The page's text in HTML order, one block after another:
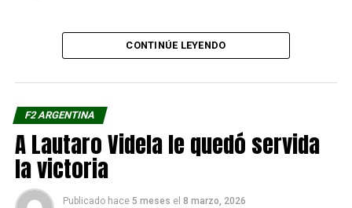
CONTINÚE LEYENDO
F2 ARGENTINA
A Lautaro Videla le quedó servida
la victoria
Publicado hace 5 meses el 8 marzo, 2026